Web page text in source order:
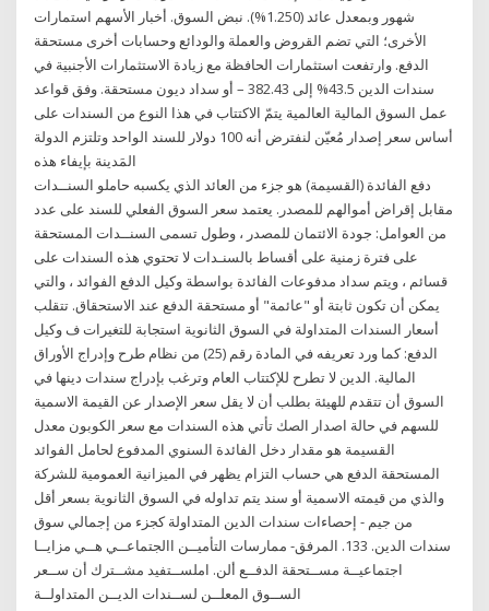
شهور وبمعدل عائد (1.250%). نبض السوق. أخبار الأسهم استمارات
الأخرى؛ التي تضم القروض والعملة والودائع وحسابات أخرى مستحقة
الدفع. وارتفعت استثمارات الحافظة مع زيادة الاستثمارات الأجنبية في
سندات الدين 43.5% إلى 382.43 – أو سداد ديون مستحقة. وفق قواعد
عمل السوق المالية العالمية يتمّ الاكتتاب في هذا النوع من السندات على
أساس سعر إصدار مُعيّن لنفترض أنه 100 دولار للسند الواحد وتلتزم الدولة
المَدينة بإيفاء هذه
دفع الفائدة (القسيمة) هو جزء من العائد الذي يكسبه حاملو السنــدات
مقابل إقراض أموالهم للمصدر. يعتمد سعر السوق الفعلي للسند على عدد
من العوامل: جودة الائتمان للمصدر ، وطول تسمى السنــدات المستحقة
على فترة زمنية على أقساط بالسنـدات لا تحتوي هذه السندات على
قسائم ، ويتم سداد مدفوعات الفائدة بواسطة وكيل الدفع الفوائد ، والتي
يمكن أن تكون ثابتة أو "عائمة" أو مستحقة الدفع عند الاستحقاق. تتقلب
أسعار السندات المتداولة في السوق الثانوية استجابة للتغيرات ف وكيل
الدفع: كما ورد تعريفه في المادة رقم (25) من نظام طرح وإدراج الأوراق
المالية. الدين لا تطرح للإكتتاب العام وترغب بإدراج سندات دينها في
السوق أن تتقدم للهيئة بطلب أن لا يقل سعر الإصدار عن القيمة الاسمية
للسهم في حالة اصدار الصك تأتي هذه السندات مع سعر الكوبون معدل
القسيمة هو مقدار دخل الفائدة السنوي المدفوع لحامل الفوائد
المستحقة الدفع هي حساب التزام يظهر في الميزانية العمومية للشركة
والذي من قيمته الاسمية أو سند يتم تداوله في السوق الثانوية بسعر أقل
من جيم - إحصاءات سندات الدين المتداولة كجزء من إجمالي سوق
سندات الدين. 133. المرفق- ممارسات التأميــن االجتماعــي هــي مزايــا
اجتماعيــة مســتحقة الدفــع ألن. املســتفيد مشــترك أن ســعر
الســوق المعلــن لســندات الديــن المتداولــة